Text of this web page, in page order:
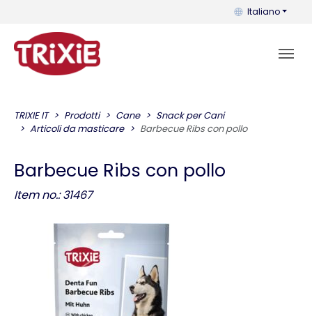
Puoi cambiare
Italiano
TRIXIE IT Prodotti Cane
Snack per Cani
Articoli da masticare
Barbecue Ribs con pollo
Barbecue Ribs con pollo
Item no.: 31467